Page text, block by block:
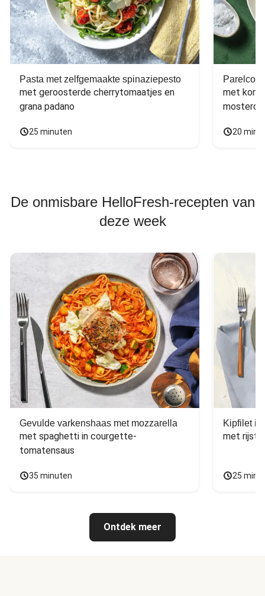
Pasta met zelfgemaakte spinaziepesto
met geroosterde cherrytomaatjes en
grana padano
25 minuten
met
20
De onmisbare HelloFresh-recepten van
deze week
Gevulde varkenshaas met mozzarella
met spaghetti in courgette-
tomatensaus
35 minuten
Kipfilet in
met rijst,
25
Ontdek meer